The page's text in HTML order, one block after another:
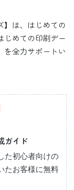
】は、はじめての
じめての印刷デー
を全力サポートい
ガイド
た初心者向けの
たお客様に無料